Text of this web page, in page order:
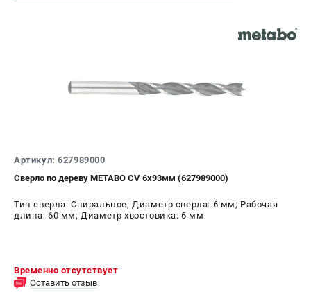
Артикул: 627989000
Сверло по дереву METABO CV 6х93мм (627989000)
Тип сверла: Спиральное; Диаметр сверла: 6 мм; Рабочая
длина: 60 мм; Диаметр хвостовика: 6 мм
Временно отсутствует
Оставить отзыв